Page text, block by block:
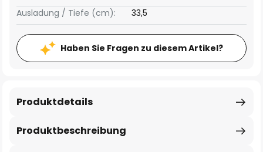
Ausladung / Tiefe (cm):
33,5
Haben Sie Fragen zu diesem Artikel?
Produktbeschreibung
Produktdetails